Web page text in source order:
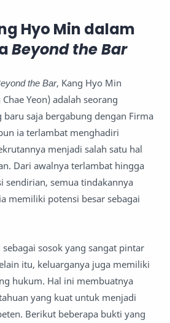
Hyo Min dalam
Beyond the Bar
the Bar, Kang Hyo Min
Yeon) adalah seorang
baru saja bergabung dengan Firma
ia terlambat menghadiri
menjadi salah satu hal
Dari awalnya terlambat hingga
sendirian, semua tindakannya
memiliki potensi besar sebagai
sosok yang sangat pintar
itu, keluarganya juga memiliki
hukum. Hal ini membuatnya
yang kuat untuk menjadi
Berikut beberapa bukti yang